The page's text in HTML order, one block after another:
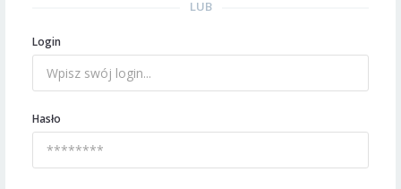
LUB
Login
Hasło